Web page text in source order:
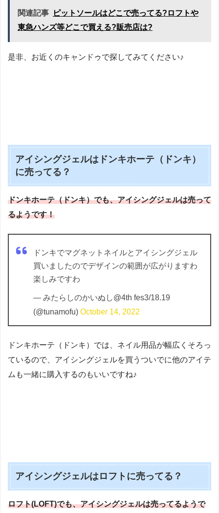
関連記事
ピットソールはどこで売ってる?ロフトや
東急ハンズ等どこで買える?販売店は?
是非、お近くのキャンドゥで探してみてください♪
アイシングジェルはドンキホーテ（ドンキ）
に売ってる？
ドンキホーテ（ドンキ）でも、アイシングジェルは売って
るようです！
ドンキでマグネットネイルとアイシングジェル
買いましたのでデザインの範囲が広がりますわ
楽しみですわ
— みたらしのかいぬし@4th fes3/18.19
(@tunamofu) October 14, 2022
ドンキホーテ（ドンキ）では、ネイル用品が幅広くそろっ
ているので、アイシングジェルを買うついでに他のアイテ
ムも一緒に購入するのもいいですね♪
アイシングジェルはロフトに売ってる？
ロフト(LOFT)でも、アイシングジェルは売ってるようで